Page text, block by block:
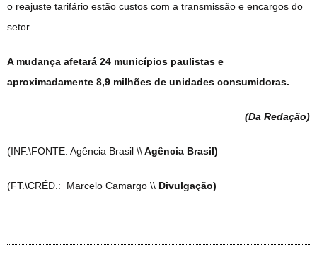
o reajuste tarifário estão custos com a transmissão e encargos do
setor.
A mudança afetará 24 municípios paulistas e
aproximadamente 8,9 milhões de unidades consumidoras.
(Da Redação)
(INF.\FONTE: Agência Brasil \\Agência Brasil)
(FT.\CRÉD.: Marcelo Camargo \\ Divulgação)